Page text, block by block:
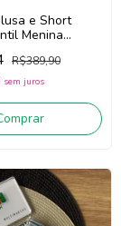
e Short
Menina
(Verde/Rosa)
R$389,90
sem juros